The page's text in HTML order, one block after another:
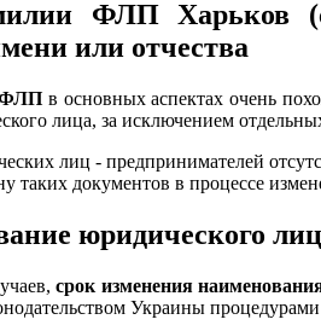
ФЛП Харьков
или отчества
ФЛПв основных аспектах очень
лица, за исключением
лиц - предпринимателей
таких документов в процессе
юридического
срок изменения
Украины